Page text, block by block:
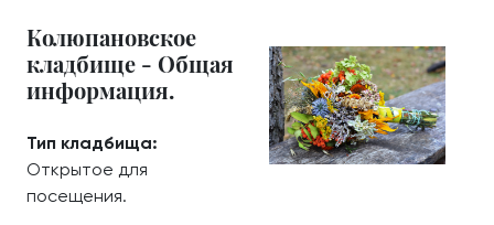
Колюпановское
кладбище - Общая
информация.
Тип кладбища:
Открытое для
посещения.